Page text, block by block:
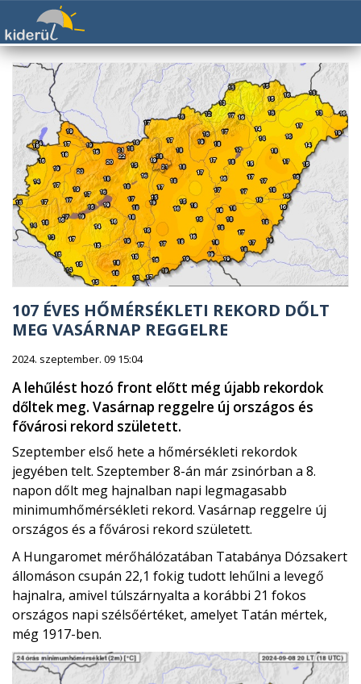
107 ÉVES HŐMÉRSÉKLETI REKORD DŐLT
MEG VASÁRNAP REGGELRE
2024. szeptember. 09 15:04
A lehűlést hozó front előtt még újabb rekordok
dőltek meg. Vasárnap reggelre új országos és
fővárosi rekord született.
Szeptember első hete a hőmérsékleti rekordok
jegyében telt. Szeptember 8-án már zsinórban a 8.
napon dőlt meg hajnalban napi legmagasabb
minimumhőmérsékleti rekord. Vasárnap reggelre új
országos és a fővárosi rekord született.
A Hungaromet mérőhálózatában Tatabánya Dózsakert
állomáson csupán 22,1 fokig tudott lehűlni a levegő
hajnalra, amivel túlszárnyalta a korábbi 21 fokos
országos napi szélsőértéket, amelyet Tatán mértek,
még 1917-ben.